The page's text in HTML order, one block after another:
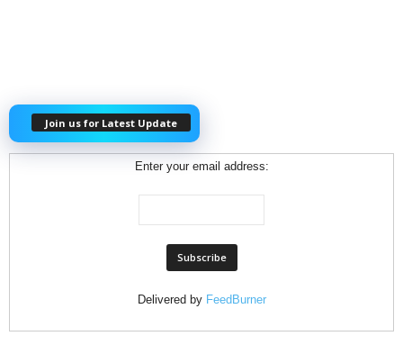
Join us for Latest Update
Enter your email address:
Delivered by FeedBurner